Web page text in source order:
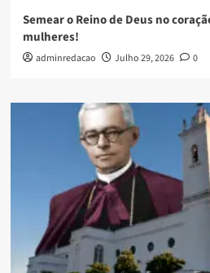
Semear o Reino de Deus no
mulheres!
adminredacao Julho 29, 2026 0